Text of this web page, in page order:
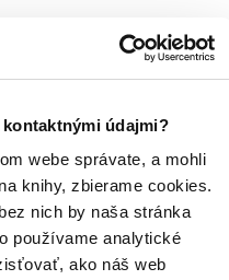
údajmi?
webe správate, a mohli
knihy, zbierame cookies.
nich by naša stránka
používame analytické
ako náš web
neznámé, tajemné a
ustáleným označením
to podivné a nevysvětlitelné